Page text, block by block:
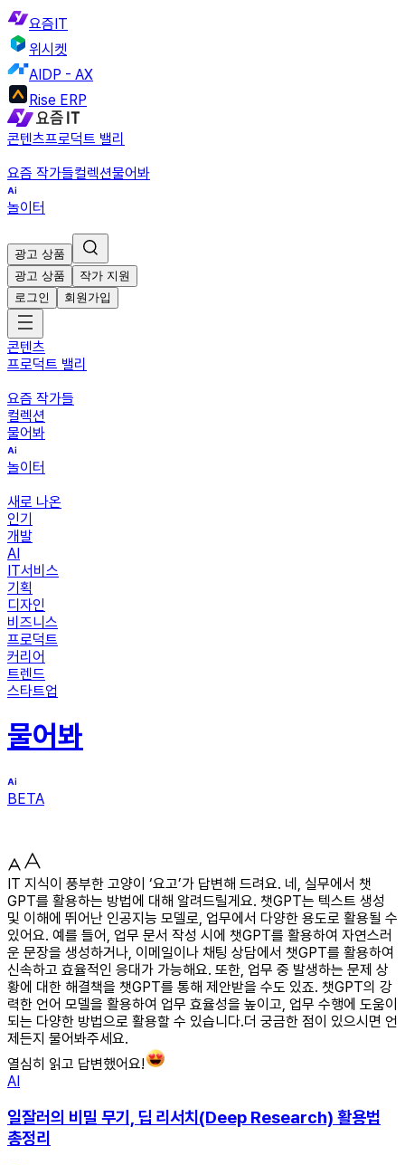
요즘IT
위시켓
AIDP - AX
Rise ERP
콘텐츠프로덕트 밸리
요즘 작가들컬렉션물어봐
놀이터
광고 상품
광고 상품
작가 지원
로그인
회원가입
콘텐츠
프로덕트 밸리
요즘 작가들
컬렉션
물어봐
놀이터
새로 나온
인기
개발
AI
IT서비스
기획
디자인
비즈니스
프로덕트
커리어
트렌드
스타트업
물어봐
BETA
IT 지식이 풍부한 고양이 ‘요고’가 답변해 드려요. 네, 실무에서 챗
GPT를 활용하는 방법에 대해 알려드릴게요. 챗GPT는 텍스트 생성
및 이해에 뛰어난 인공지능 모델로, 업무에서 다양한 용도로 활용될 수
있어요. 예를 들어, 업무 문서 작성 시에 챗GPT를 활용하여 자연스러
운 문장을 생성하거나, 이메일이나 채팅 상담에서 챗GPT를 활용하여
신속하고 효율적인 응대가 가능해요. 또한, 업무 중 발생하는 문제 상
황에 대한 해결책을 챗GPT를 통해 제안받을 수도 있죠. 챗GPT의 강
력한 언어 모델을 활용하여 업무 효율성을 높이고, 업무 수행에 도움이
되는 다양한 방법으로 활용할 수 있습니다.더 궁금한 점이 있으시면 언
제든지 물어봐주세요.
열심히 읽고 답변했어요!
AI
일잘러의 비밀 무기, 딥 리서치(Deep Research) 활용법
총정리